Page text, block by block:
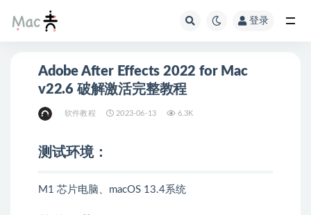
登录
Adobe After Effects 2022 for Mac
v22.6 破解激活完整教程
软件教程 2023-06-13 6.3K
测试环境：
M1 芯片电脑、macOS 13.4系统